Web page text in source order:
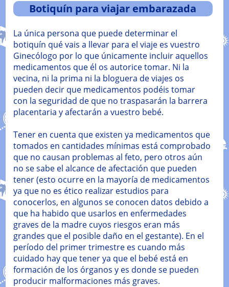
Botiquín para viajar embarazada
La única persona que puede determinar el
botiquín qué vais a llevar para el viaje es vuestro
Ginecólogo por lo que únicamente incluir aquellos
medicamentos que él os autorice tomar. Ni la
vecina, ni la prima ni la bloguera de viajes os
pueden decir que medicamentos podéis tomar
con la seguridad de que no traspasarán la barrera
placentaria y afectarán a vuestro bebé.
Tener en cuenta que existen ya medicamentos que
tomados en cantidades mínimas está comprobado
que no causan problemas al feto, pero otros aún
no se sabe el alcance de afectación que pueden
tener (esto ocurre en la mayoría de medicamentos
ya que no es ético realizar estudios para
conocerlos, en algunos se conocen datos debido a
que ha habido que usarlos en enfermedades
graves de la madre cuyos riesgos eran más
grandes que el posible daño en el gestante). En el
período del primer trimestre es cuando más
cuidado hay que tener ya que el bebé está en
formación de los órganos y es donde se pueden
producir malformaciones más graves.